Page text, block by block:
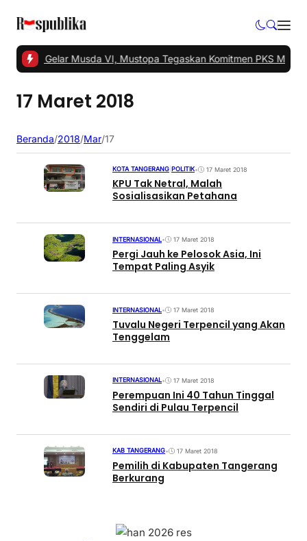
Tangsel Gelar Musda VI, Mustopa Tegaskan Komitmen PKS
17 Maret 2018
Beranda/2018/Mar/17
KOTA TANGERANG POLITIK• 17 Maret 2018
KPU Tak Netral, Malah
Sosialisasikan Petahana
INTERNASIONAL• 17 Maret 2018
Pergi Jauh ke Pelosok Asia, Ini
Tempat Paling Asyik
INTERNASIONAL• 17 Maret 2018
Tuvalu Negeri Terpencil yang Akan
Tenggelam
INTERNASIONAL• 17 Maret 2018
Perempuan Ini 40 Tahun Tinggal
Sendiri di Pulau Terpencil
KAB TANGERANG• 17 Maret 2018
Pemilih di Kabupaten Tangerang
Berkurang